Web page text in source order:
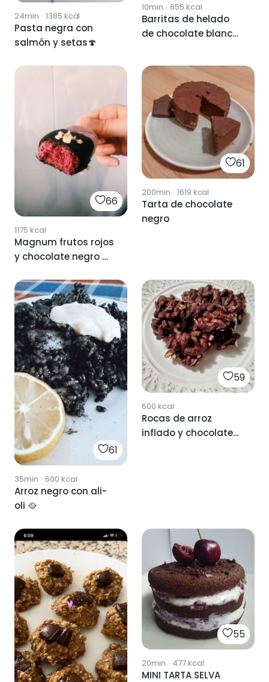
24min · 1385 kcal
Pasta negra con
salmón y setas🍄
10min · 655 kcal
Barritas de helado
de chocolate blanco
66
1175 kcal
Magnum frutos rojos
y chocolate negro 🍓
61
200min · 1619 kcal
Tarta de chocolate
negro
61
35min · 600 kcal
Arroz negro con ali-
oli 🥘
59
600 kcal
Rocas de arroz
inflado y chocolate
55
20min · 477kcal
MINI TARTA SELVA